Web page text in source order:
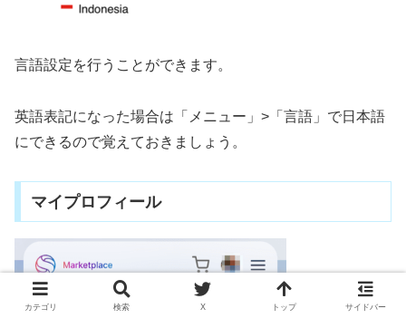
言語設定を行うことができます。
英語表記になった場合は「メニュー」>「言語」で日本語
にできるので覚えておきましょう。
マイプロフィール
カテゴリ 検索 X トップ サイドバー